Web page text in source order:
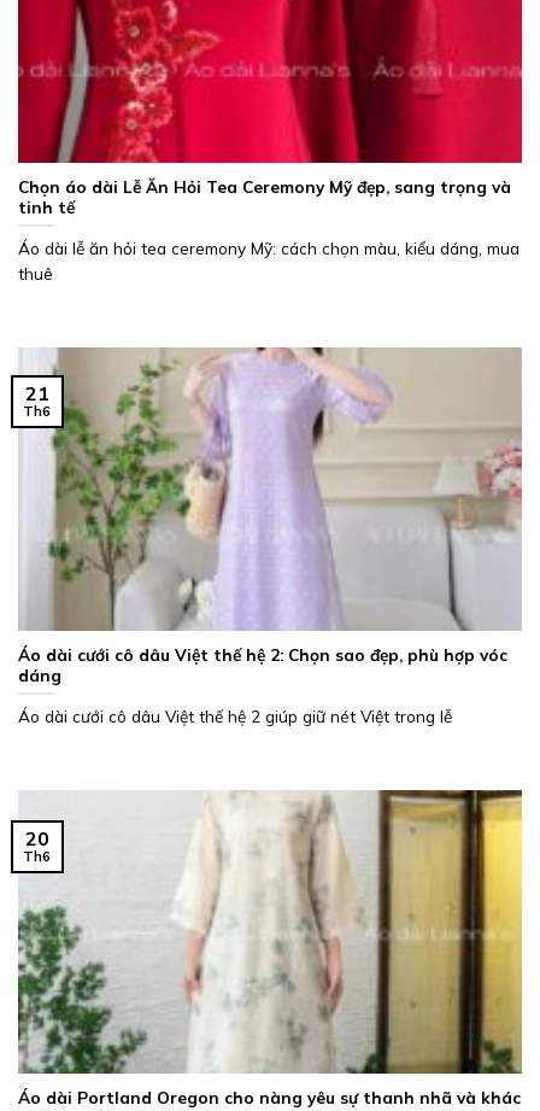
Chọn áo dài Lễ Ăn Hỏi Tea Ceremony Mỹ đẹp, sang trọng và
tinh tế
Áo dài lễ ăn hỏi tea ceremony Mỹ: cách chọn màu, kiểu dáng, mua
thuê
Áo dài cưới cô dâu Việt thế hệ 2: Chọn sao đẹp, phù hợp vóc
dáng
Áo dài cưới cô dâu Việt thế hệ 2 giúp giữ nét Việt trong lễ
21
Th6
Áo dài Portland Oregon cho nàng yêu sự thanh nhã và khác
20
Th6